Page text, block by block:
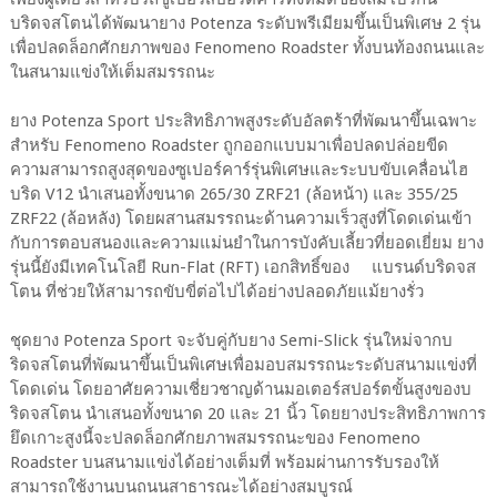
บริดจสโตนได้พัฒนายาง Potenza ระดับพรีเมียมขึ้นเป็นพิเศษ 2 รุ่น
เพื่อปลดล็อกศักยภาพของ Fenomeno Roadster ทั้งบนท้องถนนและ
ในสนามแข่งให้เต็มสมรรถนะ
ยาง Potenza Sport ประสิทธิภาพสูงระดับอัลตร้าที่พัฒนาขึ้นเฉพาะ
สำหรับ Fenomeno Roadster ถูกออกแบบมาเพื่อปลดปล่อยขีด
ความสามารถสูงสุดของซูเปอร์คาร์รุ่นพิเศษและระบบขับเคลื่อนไฮ
บริด V12 นำเสนอทั้งขนาด 265/30 ZRF21 (ล้อหน้า) และ 355/25
ZRF22 (ล้อหลัง) โดยผสานสมรรถนะด้านความเร็วสูงที่โดดเด่นเข้า
กับการตอบสนองและความแม่นยำในการบังคับเลี้ยวที่ยอดเยี่ยม ยาง
รุ่นนี้ยังมีเทคโนโลยี Run-Flat (RFT) เอกสิทธิ์ของ แบรนด์บริดจส
โตน ที่ช่วยให้สามารถขับขี่ต่อไปได้อย่างปลอดภัยแม้ยางรั่ว
ชุดยาง Potenza Sport จะจับคู่กับยาง Semi-Slick รุ่นใหม่จากบ
ริดจสโตนที่พัฒนาขึ้นเป็นพิเศษเพื่อมอบสมรรถนะระดับสนามแข่งที่
โดดเด่น โดยอาศัยความเชี่ยวชาญด้านมอเตอร์สปอร์ตขั้นสูงของบ
ริดจสโตน นำเสนอทั้งขนาด 20 และ 21 นิ้ว โดยยางประสิทธิภาพการ
ยึดเกาะสูงนี้จะปลดล็อกศักยภาพสมรรถนะของ Fenomeno
Roadster บนสนามแข่งได้อย่างเต็มที่ พร้อมผ่านการรับรองให้
สามารถใช้งานบนถนนสาธารณะได้อย่างสมบูรณ์